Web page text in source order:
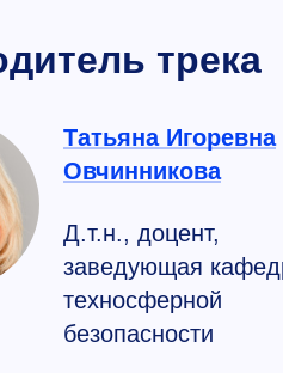
трека
Татьяна Игоревна
Овчинникова
Д.т.н., доцент,
заведующая
техносферной
безопасности